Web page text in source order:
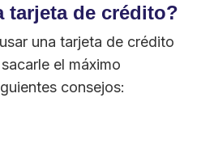
tarjeta de crédito?
una tarjeta de crédito
el máximo
consejos: